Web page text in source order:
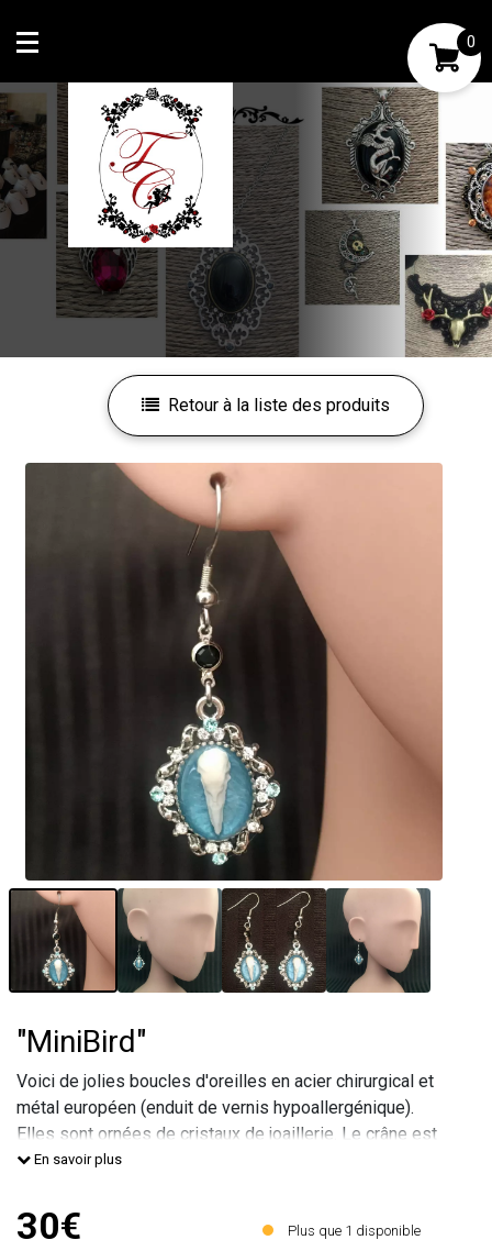
Mon compte
Mes favoris
0
Retour à la liste des produits
"MiniBird"
Voici de jolies boucles d'oreilles en acier chirurgical et
métal européen (enduit de vernis hypoallergénique).
Elles sont ornées de cristaux de joaillerie. Le crâne est
en résine, il est peint à la main.
donneront une touche à la fois élégante et très
originale à votre tenue.
En savoir plus
30€ Plus que 1 disponible